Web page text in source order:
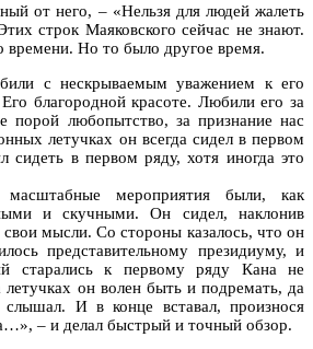
от него, – «Нельзя для людей жалеть
строк Маяковского сейчас не знают.
времени. Но то было другое время.
с нескрываемым уважением к его
благородной красоте. Любили его за
порой любопытство, за признание нас
летучках он всегда сидел в первом
в первом ряду, хотя иногда это
мероприятия были, как
и скучными. Он сидел, наклонив
свои мысли. Со стороны казалось, что он
представительному президиуму, и
старались к первому ряду Кана не
он волен быть и подремать, да
слышал. И в конце вставал, произнося
– и делал быстрый и точный обзор.